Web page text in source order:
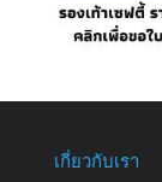
เกี่ยวกับเรา